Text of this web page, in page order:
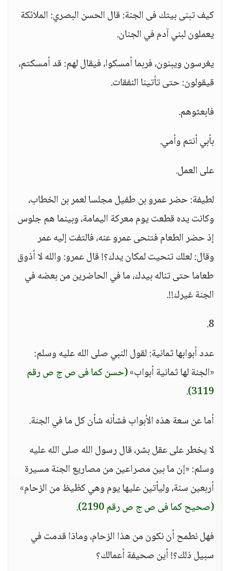
كيف تبنى بيتك فى الجنة: قال الحسن البصري: الملائكة
يعملون لبني آدم في الجنان.
يغرسون ويبنون، فربما أمسكوا، فيقال لهم: قد أمسكتم،
قيقولون: حتى تأتينا النفقات.
فابعثوهم.
بأبي أنتم وأمي.
على العمل.
لطيفة: حضر عمرو بن طفيل مجلسا لعمر بن الخطاب،
وكانت يده قطعت يوم معركة اليمامة، وبينما هم جلوس
إذ حضر الطعام فتنحى عمرو عنه، فالتفت إليه عمر
وقال: لعلك تنحيت لمكان يدك؟! قال عمرو: والله لا أذوق
طعاما حتى تناله بيدك، ما في الحاضرين من بعضه في
الجنة غيرك!!.
8.
عدد أبوابها ثمانية: لقول النبي صلى الله عليه وسلم:
«الجنة لها ثمانية أبواب»(حسن كما فى ص ج ص رقم
3119)
.
أما عن سعة هذه الأبواب فشأنه شأن كل ما في الجنة.
لا يخطر على عقل بشر، قال رسول الله صلى الله عليه
وسلم: «إن ما بين مصراعين من مصاريع الجنة مسيرة
أربعين سنة، وليأتين عليها يوم وهي كظيظ من الزحام»
(صحيح كما فى ص ج ص رقم 2190)
.
فهل نطمح أن نكون من هذا الزحام، وماذا قدمت في
سبيل ذلك؟! أين صحيفة أعمالك؟